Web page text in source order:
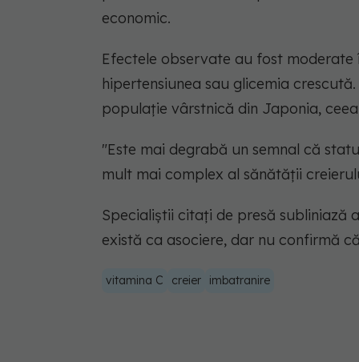
economic.
Efectele observate au fost
hipertensiunea sau glicemia
populație vârstnică din Japonia,
"Este mai degrabă un semnal că
mult mai complex al sănătății
Specialiștii citați de presă subliniază
există ca asociere, dar nu confirmă
vitamina C creier imbatranire